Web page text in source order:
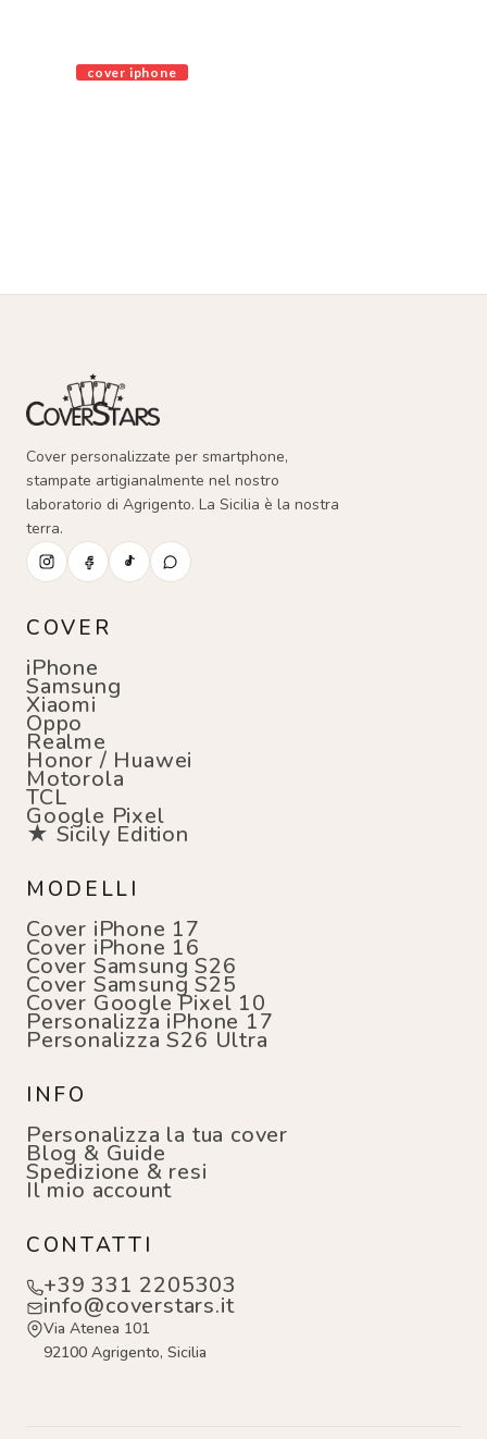
cover iphone
Cover personalizzate per smartphone,
stampate artigianalmente nel nostro
laboratorio di Agrigento. La Sicilia è la nostra
terra.
COVER
iPhone
Samsung
Xiaomi
Oppo
Realme
Honor / Huawei
Motorola
TCL
Google Pixel
★ Sicily Edition
MODELLI
Cover iPhone 17
Cover iPhone 16
Cover Samsung S26
Cover Samsung S25
Cover Google Pixel 10
Personalizza iPhone 17
Personalizza S26 Ultra
INFO
Personalizza la tua cover
Blog & Guide
Spedizione & resi
Il mio account
CONTATTI
+39 331 2205303
info@coverstars.it
Via Atenea 101
92100 Agrigento, Sicilia